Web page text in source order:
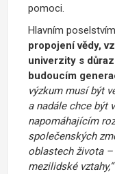
pomoci.
Hlavním
propojení vědy,
univerzity s
budoucím
výzkum musí být
a nadále chce být
napomáhajícím
společenských
oblastech života
mezilidské vztahy,“